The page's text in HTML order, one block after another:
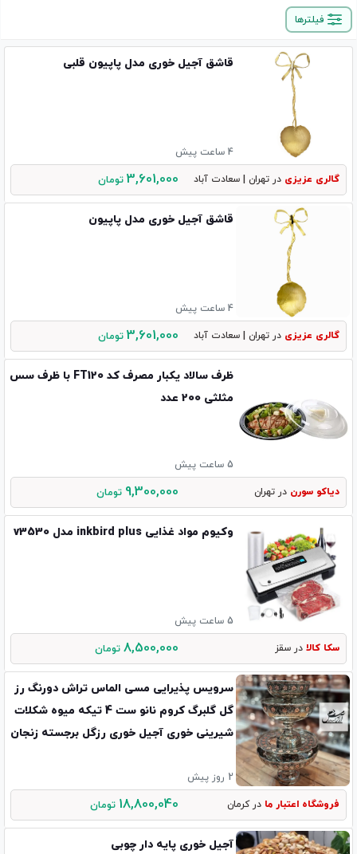
فیلترها
قاشق آجیل خوری مدل پاپیون قلبی
4 ساعت پیش
گالری عزیزی در تهران | سعادت آباد 3,601,000 تومان
قاشق آجیل خوری مدل پاپیون
4 ساعت پیش
گالری عزیزی در تهران | سعادت آباد 3,601,000 تومان
ظرف سالاد یکبار مصرف کد FT120 با ظرف سس
مثلثی 200 عدد
5 ساعت پیش
دیاکو سورن در تهران 9,300,000 تومان
وکیوم مواد غذایی inkbird plus مدل v3530
5 ساعت پیش
سکا کالا در سقز 8,500,000 تومان
سرویس پذیرایی مسی الماس تراش دورنگ رز
گل گلبرگ کروم نانو ست 4 تیکه میوه شکلات
شیرینی خوری آجیل خوری رزگل برجسته زنجان
2 روز پیش
فروشگاه اعتبار ما در کرمان 18,800,040 تومان
آجیل خوری پایه دار چوبی